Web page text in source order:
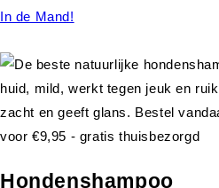
In de Mand!
Hondenshampoo